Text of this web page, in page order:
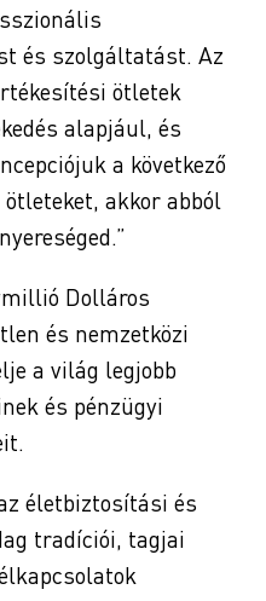
és szolgáltatást. Az
ötletek
alapjául, és
a következő
akkor abból
Dolláros
és nemzetközi
a világ legjobb
és pénzügyi
életbiztosítási és
tradíciói, tagjai